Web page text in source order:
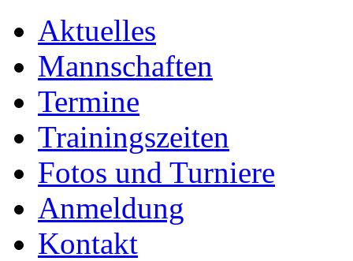
Aktuelles
Mannschaften
Termine
Trainingszeiten
Fotos und Turniere
Anmeldung
Kontakt